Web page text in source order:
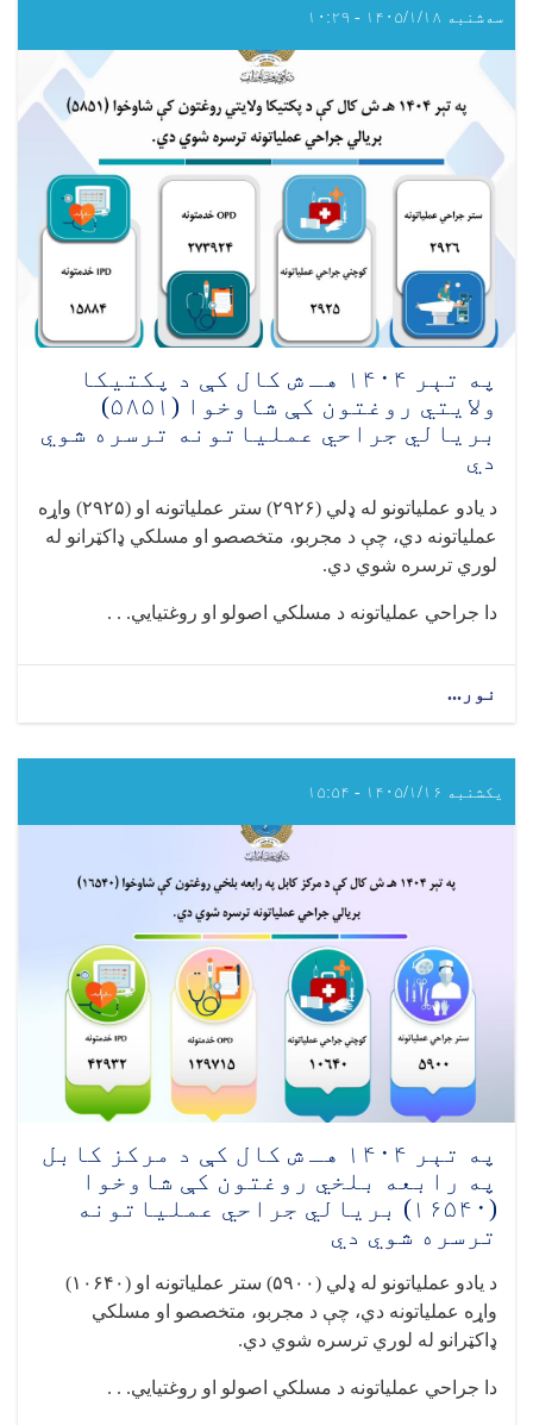
هـ
د
په
سيمه
روغتون
کې
ناروغانو
ته
په
بېلا
بېلو
برخو
کې
د
روغتیايي
خدمات
وړاندې
دي
سه‌شنبه ۱۴۰۵/۱/۱۸ - ۱۰:۲۹
په تېر ۱۴۰۴ هـ ش کال کې د پکتيکا
ولایتي روغتون کې شاوخوا (۵۸۵۱)
بریالي جراحي عملیاتونه ترسره شوي
دي
د یادو عملیاتونو له ډلي (۲۹۲۶) ستر عملیاتونه او (۲۹۲۵) واړه
عملیاتونه دي، چې د مجربو، متخصصو او مسلکي ډاکټرانو له
لوري ترسره شوي دي.
دا جراحي عملیاتونه د مسلکي اصولو او روغتیايي. . .
نور...
۱۴۰۴
هـ
د
ولایتي
روغتون
کې
شاوخوا
بریالي
جراحي
عملیاتونه
ترسره
دي
یکشنبه ۱۴۰۵/۱/۱۶ - ۱۵:۵۴
په تېر ۱۴۰۴ هـ ش کال کې د مرکز کابل
په رابعه بلخي روغتون کې شاوخوا
(۱۶۵۴۰) بریالي جراحي عملیاتونه
ترسره شوي دي
د یادو عملیاتونو له ډلي (۵۹۰۰) ستر عملیاتونه او (۱۰۶۴۰)
واړه عملیاتونه دي، چې د مجربو، متخصصو او مسلکي
ډاکټرانو له لوري ترسره شوي دي.
دا جراحي عملیاتونه د مسلکي اصولو او روغتیايي. . .